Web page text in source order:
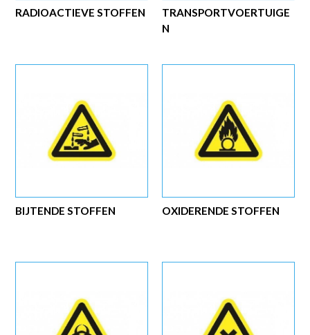
TRANSPORTVOERTUIGE
N
RADIOACTIEVE STOFFEN
OXIDERENDE STOFFEN
BIJTENDE STOFFEN